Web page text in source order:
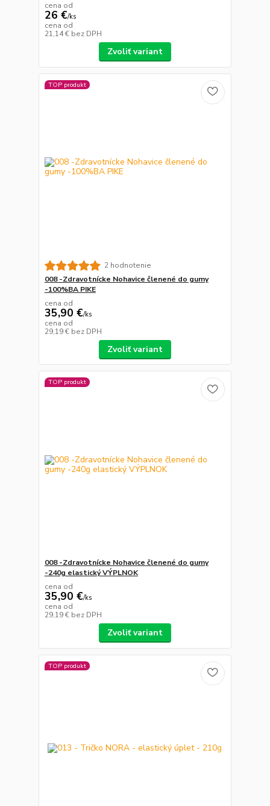
cena od
26 €/ks
cena od
21,14 € bez DPH
Zvoliť variant
TOP produkt
2 hodnotenie
008 -Zdravotnícke Nohavice členené do gumy
-100%BA PIKE
cena od
35,90 €/ks
cena od
29,19 € bez DPH
Zvoliť variant
TOP produkt
008 -Zdravotnícke Nohavice členené do gumy
-240g elastický VÝPLNOK
cena od
35,90 €/ks
cena od
29,19 € bez DPH
Zvoliť variant
TOP produkt